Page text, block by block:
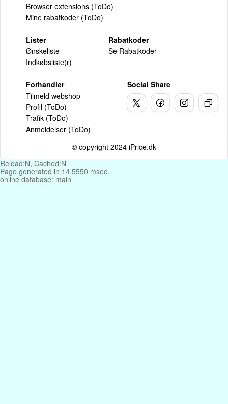
Browser extensions (ToDo)
Mine rabatkoder (ToDo)
Lister
Ønskeliste
Indkøbsliste(r)
Rabatkoder
Se Rabatkoder
Forhandler
Tilmeld webshop
Profil (ToDo)
Trafik (ToDo)
Anmeldelser (ToDo)
Social Share
© copyright 2024 iPrice.dk
Reload:N, Cached:N
Page generated in 14.5550 msec.
online database: main